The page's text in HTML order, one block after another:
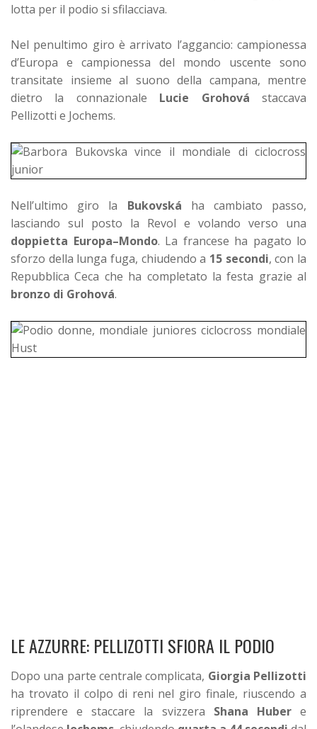
lotta per il podio si sfilacciava.
Nel penultimo giro è arrivato l’aggancio: campionessa
d’Europa e campionessa del mondo uscente sono
transitate insieme al suono della campana, mentre
dietro la connazionale Lucie Grohová staccava
Pellizotti e Jochems.
Nell’ultimo giro la Bukovská ha cambiato passo,
lasciando sul posto la Revol e volando verso una
doppietta Europa–Mondo. La francese ha pagato lo
sforzo della lunga fuga, chiudendo a 15 secondi, con la
Repubblica Ceca che ha completato la festa grazie al
bronzo di Grohová.
LE AZZURRE: PELLIZOTTI SFIORA IL PODIO
Dopo una parte centrale complicata, Giorgia Pellizotti
ha trovato il colpo di reni nel giro finale, riuscendo a
riprendere e staccare la svizzera Shana Hubere